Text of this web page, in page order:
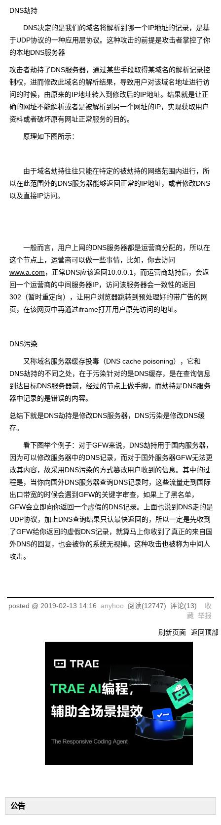
DNS劫持
DNS决定的是我们的域名将解析到哪一个IP地址的记录，是基
于UDP协议的一种应用层协议。这种攻击的前提是攻击者掌控了你
的本地DNS服务器
攻击者劫持了DNS服务器，通过某些手段取得某域名的解析记录控
制权，进而修改此域名的解析结果，导致用户对该域名地址进行访
问的时候，由原来的IP地址转入到修改后的IP地址。结果就是让正
确的网址不能解析或者是被解析到另一个网址的IP，实现获取用户
资料或者破坏原有网址正常服务的目的。
原理如下图所示：
由于域名劫持往往只能在特定的被劫持的网络范围内进行，所
以在此范围外的DNS服务器能够返回正常的IP地址，或者修改DNS
以及直接IP访问。
一般而言，用户上网的DNS服务器都是运营商分配的，所以在
这个节点上，运营商可以做一些事情，比如，你去访问
www.a.com，正常DNS应该返回10.0.0.1，而运营商劫持后，会返
回一个运营商的中间服务器IP，访问该服务器会一致性的返回
302（暂时重定向），让用户浏览器跳转到预处理好的带广告的网
页，在该网页中再通过iframe打开用户原先访问的地址。
DNS污染
又称域名服务器缓存投毒（DNS cache poisoning），它和
DNS劫持的不同之处，在于污染针对的是DNS缓存，是在查询信息
到达目标DNS服务器前，经过的节点上做手脚，而劫持是DNS服务
器中记录的是错误的内容。
总结下就是DNS劫持是修改DNS服务器，DNS污染是修改DNS缓
存。
看下图举个例子：对于GFW来说，DNS劫持用于国内服务器，
因为可以修改服务器中的DNS记录，而对于国外服务器GFW无法更
改其内容，故采用DNS污染的方式篡改用户收到的信息。其中的过
程是，当你向国外DNS服务器查询DNS记录时，这些流量走到国际
出口带宽的时候会遇到GFW的关键字审查，如果上了黑名单，
GFW会立即向你返回一个虚假的DNS记录。上面也说到DNS走的是
UDP协议，加上DNS查询结果只认最快返回的，所以一定是先收到
了GFW给你返回的虚假DNS记录，就算马上你收到了真正的来自国
外DNS的回复，也会被你的系统无视掉。这种攻击也被称为中间人
攻击。
posted @ 2019-02-13 14:16 anyhoo 阅读(12747) 评论(13) 收
藏 举报
刷新页面 返回顶部
公告